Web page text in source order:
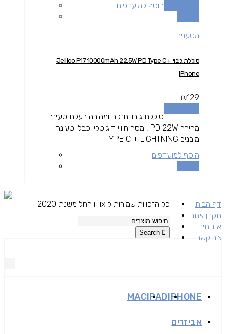
הוסף למועדפים
מטענים
סוללת גיבוי Jellico P17 10000mAh 22.5W PD Type C+
iPhone
₪129
סוללת גיבוי חזקה ומהירה בעלת טעינה
מהירה PD 22W , מסך חיווי דיגיטלי וכבלי טעינה
מובנים TYPE C + LIGHTNING
הוסף למועדפים
דף הבית
תקנון אתר
אודותינו
צור קשר
כל הזכויות שמורות ל iFix החל משנת 2020
IPHONE
IPAD
MAC
אביזרים
Search